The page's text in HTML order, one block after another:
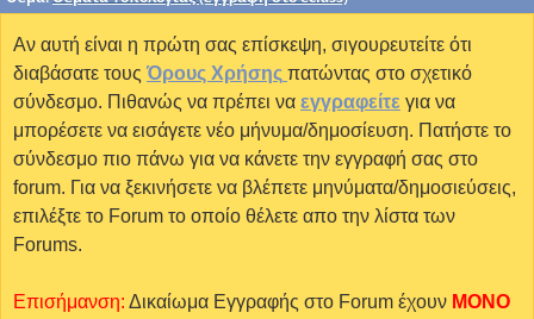
Αν αυτή είναι η πρώτη σας επίσκεψη, σιγουρευτείτε ότι
διαβάσατε τους Όρους Χρήσης πατώντας στο σχετικό
σύνδεσμο. Πιθανώς να πρέπει να εγγραφείτε για να
μπορέσετε να εισάγετε νέο μήνυμα/δημοσίευση. Πατήστε το
σύνδεσμο πιο πάνω για να κάνετε την εγγραφή σας στο
forum. Για να ξεκινήσετε να βλέπετε μηνύματα/δημοσιεύσεις,
επιλέξτε το Forum το οποίο θέλετε απο την λίστα των
Forums.
Επισήμανση: Δικαίωμα Εγγραφής στο Forum έχουν MONO